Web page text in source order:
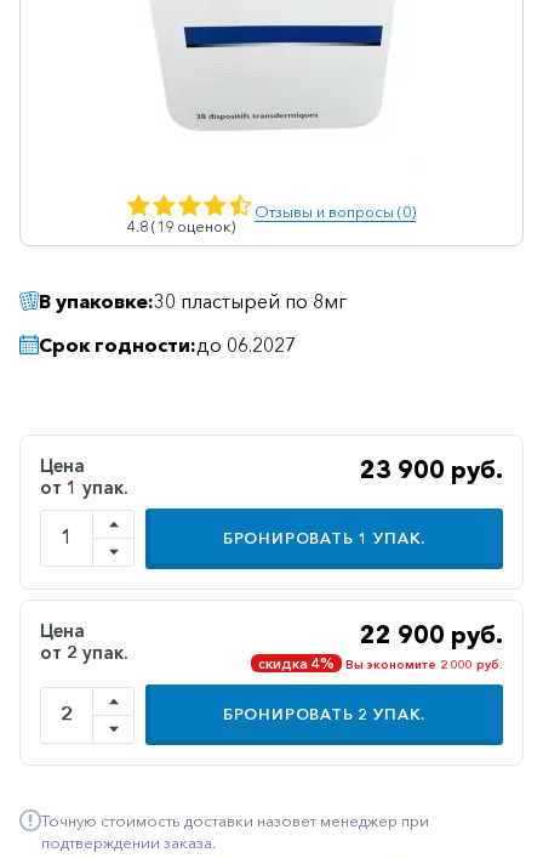
Ветеринарные
Витаминные
Гематологические
Гепатопротекторы
Гинекология
Желудочно-
кишечные
Иммунодепрессанты
Иммуностимуляторы
Метаболизм
Минеральный
обмен
Наружные
Неврологические
4.8 (19 оценок)
Отзывы и вопросы (0)
В упаковке:30 пластырей по 8мг
Срок годности:до 06.2027
Цена
от 1 упак.
23 900 руб.
БРОНИРОВАТЬ 1 УПАК.
Цена
от 2 упак.
22 900 руб.
скидка 4% Вы экономите 2 000 руб.
БРОНИРОВАТЬ 2 УПАК.
Точную стоимость доставки назовет менеджер при
подтверждении заказа.